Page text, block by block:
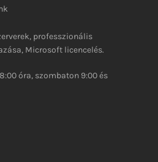
professzionális
Microsoft licencelés.
óra, szombaton 9:00 és